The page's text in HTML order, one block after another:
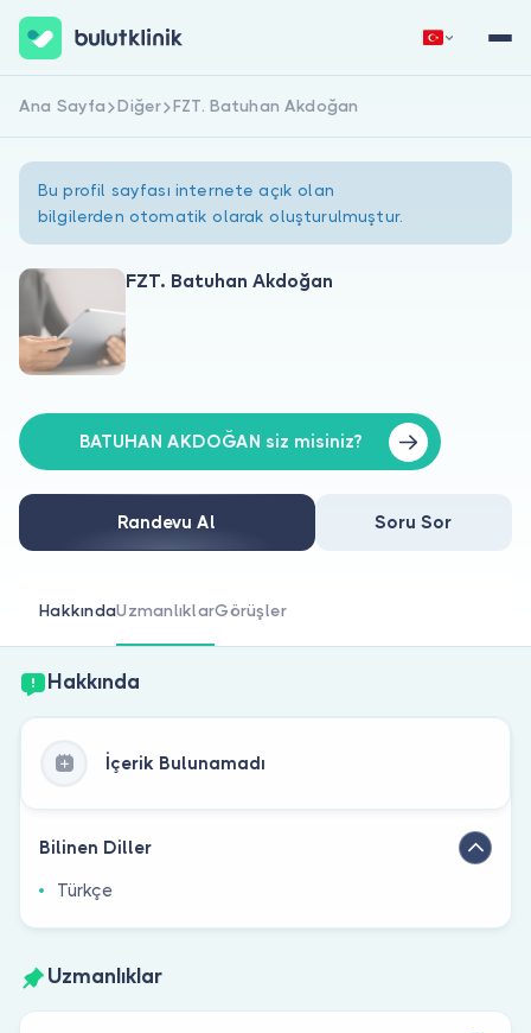
Hakkımızda
Doktorlar için
Doktor musunuz?
Hemen Kaydol Giriş Yap
Ana Sayfa Diğer FZT. Batuhan Akdoğan
Bu profil sayfası internete açık olan
bilgilerden otomatik olarak oluşturulmuştur.
FZT. Batuhan Akdoğan
BATUHAN AKDOĞAN siz misiniz?
Randevu Al Soru Sor
HakkındaUzmanlıklarGörüşler
Hakkında
İçerik Bulunamadı
Bilinen Diller
Türkçe
Uzmanlıklar